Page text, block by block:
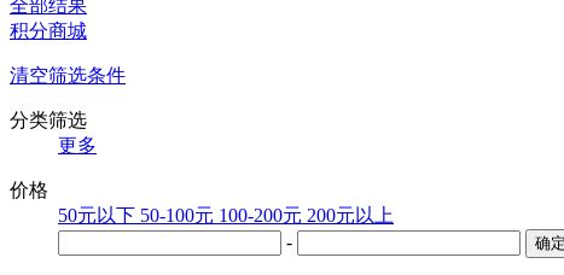
全部结果
积分商城
清空筛选条件
分类筛选
更多
价格
50元以下 50-100元 100-200元 200元以上
-